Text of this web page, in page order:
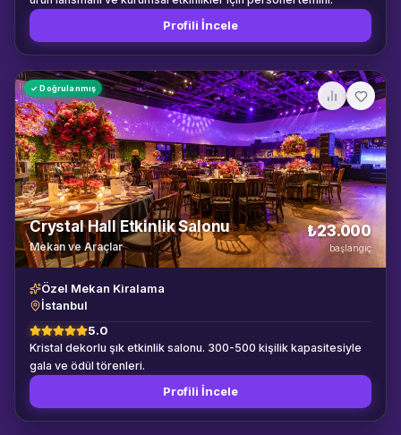
durum ek ünite tedariki, söküm ve nakliye hizmeti, anahtar teslim
(Kadıköy, Beşiktaş, Üsküdar, Sarıyer, Beykoz, Şişli, Maltepe,
çevrelerindeki tüm açık alan organizasyonlarına kesintisiz
sevkiyat ve operasyon desteği sağlamaktadır.
Profili İncele
✓ Doğrulanmış
Crystal Hall Etkinlik Salonu
Mekan ve Araçlar
₺23.000
başlangıç
Özel Mekan Kiralama
İstanbul
5.0
Kristal dekorlu şık etkinlik salonu. 300-500 kişilik kapasitesiyle
gala ve ödül törenleri.
Profili İncele